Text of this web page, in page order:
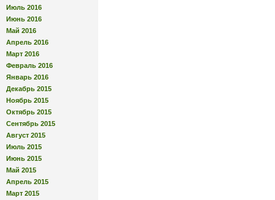
Июль 2016
Июнь 2016
Май 2016
Апрель 2016
Март 2016
Февраль 2016
Январь 2016
Декабрь 2015
Ноябрь 2015
Октябрь 2015
Сентябрь 2015
Август 2015
Июль 2015
Июнь 2015
Май 2015
Апрель 2015
Март 2015